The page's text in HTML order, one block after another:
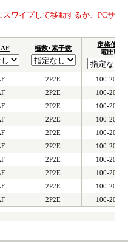
ワイプして移動するか、PCサ
極数･素子数
定格使用
電圧Ue
2P2E
100-200V
2P2E
100-200V
2P2E
100-200V
2P2E
100-200V
2P2E
100-200V
2P2E
100-200V
2P2E
100-200V
2P2E
100-200V
2P2E
100-200V
2P2E 100-200V